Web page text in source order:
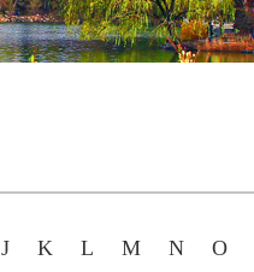
J K L M N O